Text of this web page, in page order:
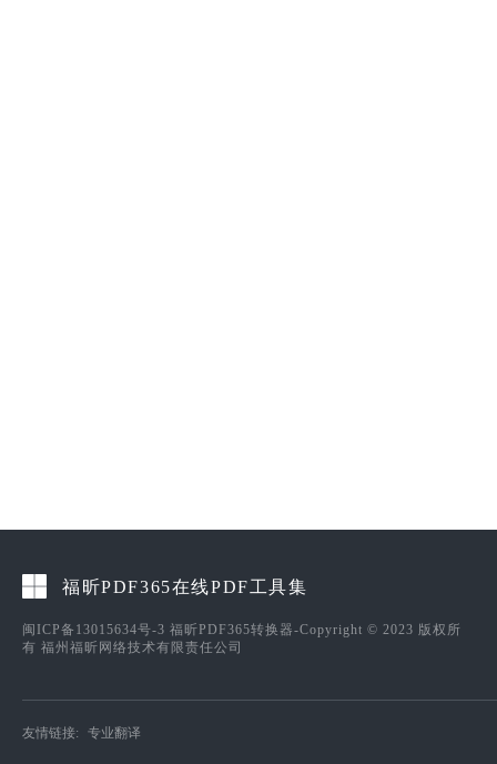
福昕PDF365在线PDF工具集
闽ICP备13015634号-3 福昕PDF365转换器-Copyright © 2023 版权所
有 福州福昕网络技术有限责任公司
友情链接: 专业翻译